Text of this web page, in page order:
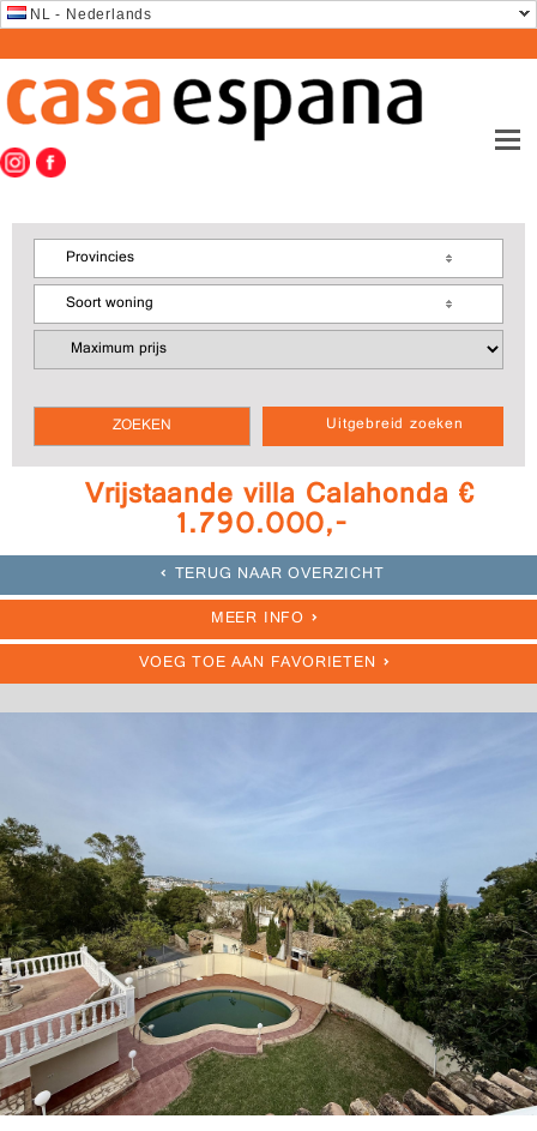
NL - Nederlands
Uitgebreid zoeken
Provincies
Soort woning
Vrijstaande villa Calahonda €
1.790.000,-
TERUG NAAR OVERZICHT
MEER INFO
VOEG TOE AAN FAVORIETEN